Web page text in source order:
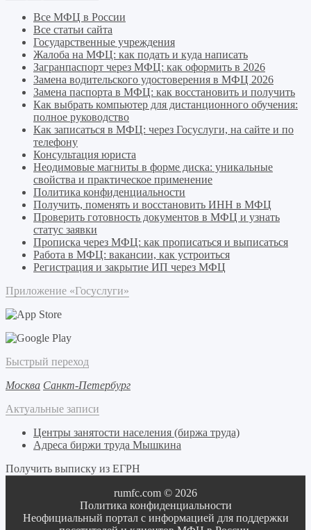
Все МФЦ в России
Все статьи сайта
Государственные учреждения
Жалоба на МФЦ: как подать и куда написать
Загранпаспорт через МФЦ: как оформить в 2026
Замена водительского удостоверения в МФЦ 2026
Замена паспорта в МФЦ: как восстановить и получить
Как выбрать компьютер для дистанционного обучения:
полное руководство
Как записаться в МФЦ: через Госуслуги, на сайте и по
телефону
Консультация юриста
Неодимовые магниты в форме диска: уникальные
свойства и практическое применение
Политика конфиденциальности
Получить, поменять и восстановить ИНН в МФЦ
Проверить готовность документов в МФЦ и узнать
статус заявки
Прописка через МФЦ: как прописаться и выписаться
Работа в МФЦ: вакансии, как устроиться
Регистрация и закрытие ИП через МФЦ
Приложение «Госуслуги»
Быстрый переход
Москва Санкт-Петербург
Актуальные записи
Центры занятости населения (биржа труда)
Адреса биржи труда Мышкина
Получить выписку из ЕГРН
rumfc.com © 2026
Политика конфиденциальности
Неофициальный портал с информацией для поддержки